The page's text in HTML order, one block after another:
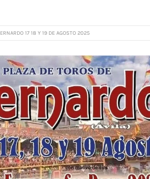
17 18 Y 19 DE AGOSTO 2025